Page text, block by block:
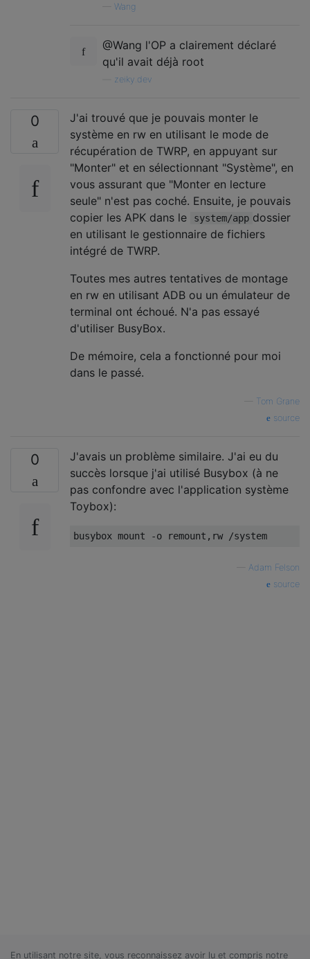
Wang
@Wang l'OP a clairement déclaré
qu'il avait déjà root
zeiky.dev
0
J'ai trouvé que je pouvais monter le
système en rw en utilisant le mode de
récupération de TWRP, en appuyant sur
"Monter" et en sélectionnant "Système", en
vous assurant que "Monter en lecture
seule" n'est pas coché. Ensuite, je pouvais
copier les APK dans le
system/app dossier
en utilisant le gestionnaire de fichiers
intégré de TWRP.
Toutes mes autres tentatives de montage
en rw en utilisant ADB ou un émulateur de
terminal ont échoué. N'a pas essayé
d'utiliser BusyBox.
De mémoire, cela a fonctionné pour moi
dans le passé.
Tom Grane
source
0
J'avais un problème similaire. J'ai eu du
succès lorsque j'ai utilisé Busybox (à ne
pas confondre avec l'application système
Toybox):
Adam Felson
source
En utilisant notre site, vous reconnaissez avoir lu et compris notre